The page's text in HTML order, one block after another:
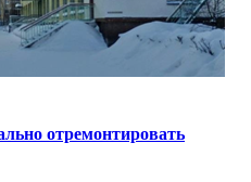
отремонтировать